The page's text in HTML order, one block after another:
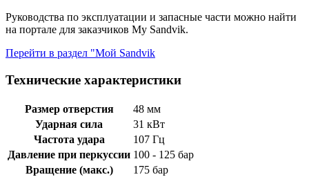
Руководства по эксплуатации и запасные части можно найти
на портале для заказчиков My Sandvik.
Перейти в раздел "Мой Sandvik
Технические характеристики
Размер отверстия
48 мм
Ударная сила
31 кВт
Частота удара
107 Гц
Давление при перкуссии 100 - 125 бар
Вращение (макс.)
175 бар